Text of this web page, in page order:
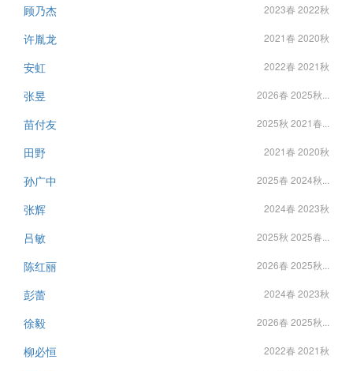
顾乃杰 2023春 2022秋
许胤龙 2021春 2020秋
安虹 2022春 2021秋
张昱 2026春 2025秋...
苗付友 2025秋 2021春...
田野 2021春 2020秋
孙广中 2025春 2024秋...
张辉 2024春 2023秋
吕敏 2025秋 2025春...
陈红丽 2026春 2025秋...
彭蕾 2024春 2023秋
徐毅 2026春 2025秋...
柳必恒 2022春 2021秋